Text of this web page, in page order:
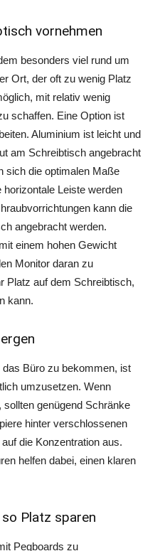
vornehmen
besonders viel rund um
Ort, der oft zu wenig Platz
mit relativ wenig
schaffen. Eine Option ist
Aluminium ist leicht und
am Schreibtisch angebracht
sich die optimalen Maße
Leiste werden
kann die
angebracht werden.
einem hohen Gewicht
Monitor daran zu
Platz auf dem Schreibtisch,
kann.
Büro zu bekommen, ist
umzusetzen. Wenn
genügend Schränke
hinter verschlossenen
die Konzentration aus.
helfen dabei, einen klaren
Platz sparen
Pegboards zu